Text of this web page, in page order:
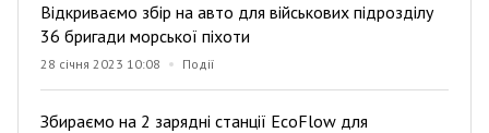
Відкриваємо збір на авто для військових підрозділу
36 бригади морської піхоти
28 січня 2023 10:08 Події
Збираємо на 2 зарядні станції EcoFlow для